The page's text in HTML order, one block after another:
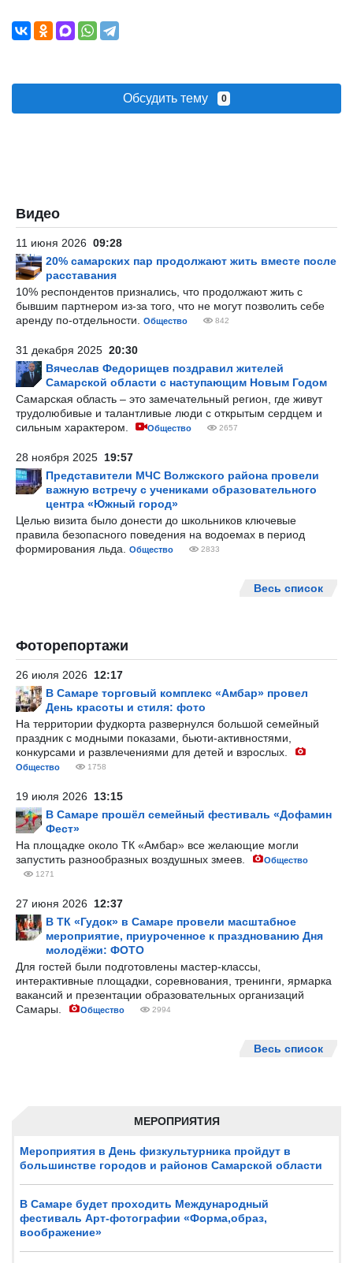
МЕРОПРИЯТИЯ
Мероприятия в День физкультурника пройдут в
большинстве городов и районов Самарской области
В Самаре будет проходить Международный
фестиваль Арт-фотографии «Форма,образ,
воображение»
Обсудить тему 0
Видео
11 июня 2026 09:28
20% самарских пар продолжают жить вместе после
расставания
10% респондентов признались, что продолжают жить с
бывшим партнером из-за того, что не могут позволить себе
аренду по-отдельности.
Общество 842
31 декабря 2025 20:30
Вячеслав Федорищев поздравил жителей
Самарской области с наступающим Новым Годом
Самарская область – это замечательный регион, где живут
трудолюбивые и талантливые люди с открытым сердцем и
сильным характером.
Общество 2657
28 ноября 2025 19:57
Представители МЧС Волжского района провели
важную встречу с учениками образовательного
центра «Южный город»
Целью визита было донести до школьников ключевые
правила безопасного поведения на водоемах в период
формирования льда.
Общество 2833
Весь список
Фоторепортажи
26 июля 2026 12:17
В Самаре торговый комплекс «Амбар» провел
День красоты и стиля: фото
На территории фудкорта развернулся большой семейный
праздник с модными показами, бьюти-активностями,
конкурсами и развлечениями для детей и взрослых.
Общество 1758
19 июля 2026 13:15
В Самаре прошёл семейный фестиваль «Дофамин
Фест»
На площадке около ТК «Амбар» все желающие могли
запустить разнообразных воздушных змеев.
Общество
1271
27 июня 2026 12:37
В ТК «Гудок» в Самаре провели масштабное
мероприятие, приуроченное к празднованию Дня
молодёжи: ФОТО
Для гостей были подготовлены мастер-классы,
интерактивные площадки, соревнования, тренинги, ярмарка
вакансий и презентации образовательных организаций
Самары.
Общество 2994
Весь список